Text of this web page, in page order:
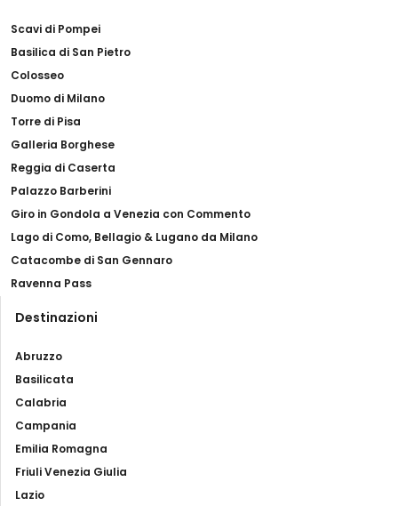
Scavi di Pompei
Basilica di San Pietro
Colosseo
Duomo di Milano
Torre di Pisa
Galleria Borghese
Reggia di Caserta
Palazzo Barberini
Giro in Gondola a Venezia con Commento
Lago di Como, Bellagio & Lugano da Milano
Catacombe di San Gennaro
Ravenna Pass
Destinazioni
Abruzzo
Basilicata
Calabria
Campania
Emilia Romagna
Friuli Venezia Giulia
Lazio